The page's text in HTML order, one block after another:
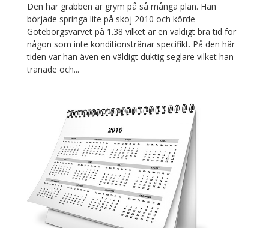
Den här grabben är grym på så många plan. Han
började springa lite på skoj 2010 och körde
Göteborgsvarvet på 1.38 vilket är en väldigt bra tid för
någon som inte konditionstränar specifikt. På den här
tiden var han även en väldigt duktig seglare vilket han
tränade och...